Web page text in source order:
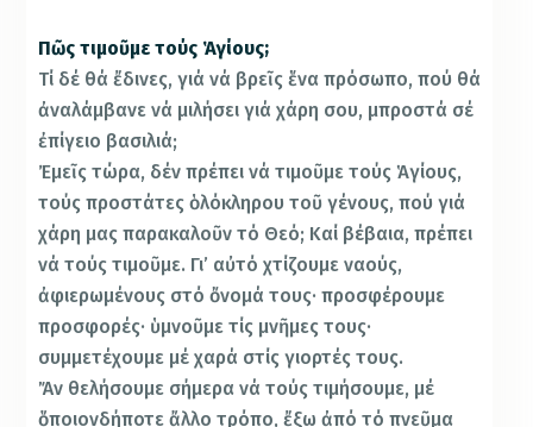
Πῶς τιμοῦμε τούς Ἁγίους;
Τί δέ θά ἔδινες, γιά νά βρεῖς ἕνα πρόσωπο, πού θά
ἀναλάμβανε νά μιλήσει γιά χάρη σου, μπροστά σέ
ἐπίγειο βασιλιά;
Ἐμεῖς τώρα, δέν πρέπει νά τιμοῦμε τούς Ἁγίους,
τούς προστάτες ὁλόκληρου τοῦ γένους, πού γιά
χάρη μας παρακαλοῦν τό Θεό; Καί βέβαια, πρέπει
νά τούς τιμοῦμε. Γι’ αὐτό χτίζουμε ναούς,
ἀφιερωμένους στό ὄνομά τους· προσφέρουμε
προσφορές· ὑμνοῦμε τίς μνῆμες τους·
συμμετέχουμε μέ χαρά στίς γιορτές τους.
Ἄν θελήσουμε σήμερα νά τούς τιμήσουμε, μέ
ὅποιονδήποτε ἄλλο τρόπο, ἔξω ἀπό τό πνεῦμα